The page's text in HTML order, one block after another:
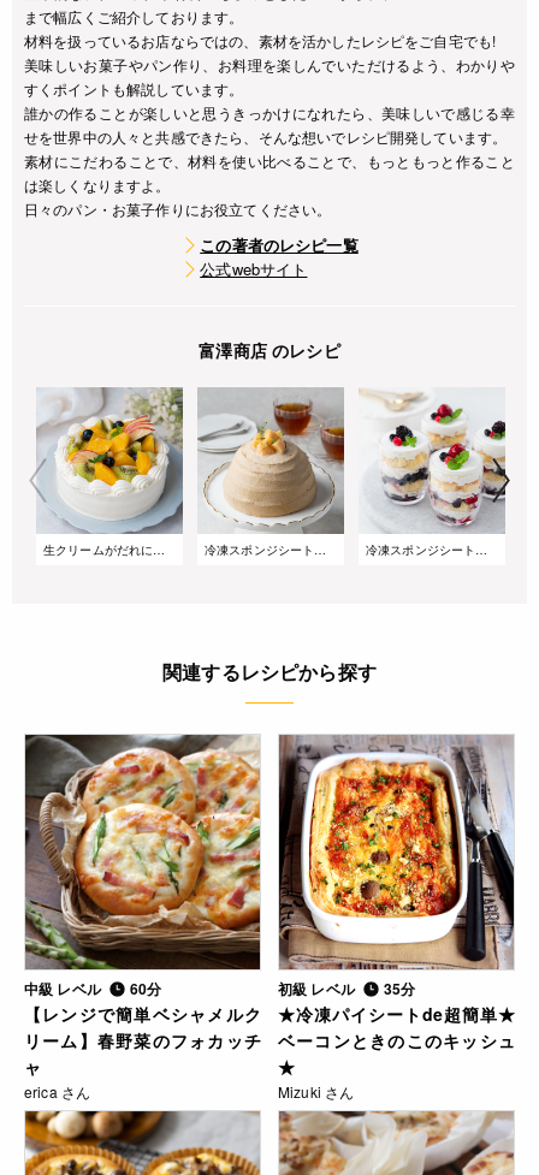
まで幅広くご紹介しております。
材料を扱っているお店ならではの、素材を活かしたレシピをご自宅でも!
美味しいお菓子やパン作り、お料理を楽しんでいただけるよう、わかりや
すくポイントも解説しています。
誰かの作ることが楽しいと思うきっかけになれたら、美味しいで感じる幸
せを世界中の人々と共感できたら、そんな想いでレシピ開発しています。
素材にこだわることで、材料を使い比べることで、もっともっと作ること
は楽しくなりますよ。
日々のパン・お菓子作りにお役立てください。
この著者のレシピ一覧
公式webサイト
富澤商店 のレシピ
生クリームがだれにくい!サマーショートケーキ 冷凍スポンジシートで簡単!桃とアールグレイのズコットケーキ 冷凍スポンジシートで簡単!重ねるだけのベリーグラスケーキ
関連するレシピから探す
中級 レベル 60分
【レンジで簡単ベシャメルク
リーム】春野菜のフォカッチ
ャ
erica さん
初級 レベル 35分
★冷凍パイシートde超簡単★
ベーコンときのこのキッシュ
★
Mizuki さん